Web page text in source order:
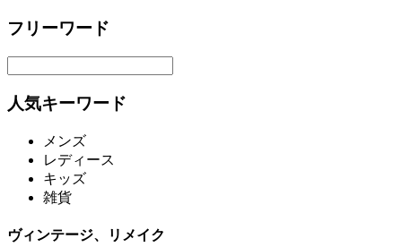
フリーワード
人気キーワード
メンズ
レディース
キッズ
雑貨
ヴィンテージ、リメイク